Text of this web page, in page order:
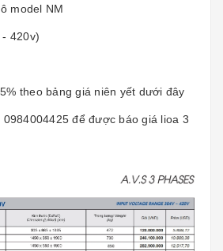
model NM
420v)
theo bảng giá niên yết dưới đây
để được báo giá lioa 3